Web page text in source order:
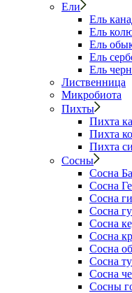
Ели
Ель
Ель
Ель
Ель
Ель
Лиственница
Микробиота
Пихты
Пихта
Пихта
Пихта
Сосны
Сосна
Сосна
Сосна
Сосна
Сосна
Сосна
Сосна
Сосна
Сосна
Сосны